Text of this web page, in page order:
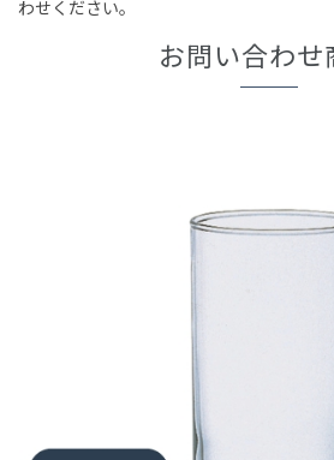
わせください。
お問い合わせ